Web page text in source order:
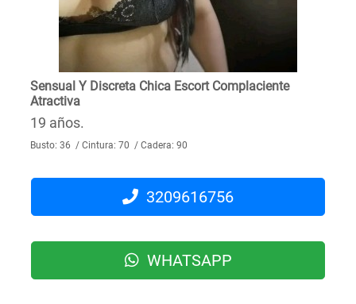
Sensual Y Discreta Chica Escort Complaciente
Atractiva
19 años.
Busto: 36 / Cintura: 70 / Cadera: 90
3209616756
WHATSAPP